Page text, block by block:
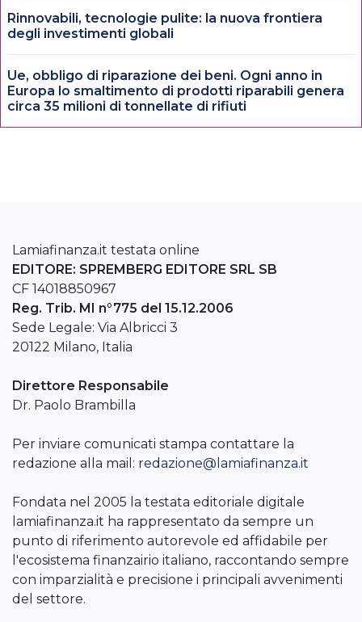
Rinnovabili, tecnologie pulite: la nuova frontiera
degli investimenti globali
Ue, obbligo di riparazione dei beni. Ogni anno in
Europa lo smaltimento di prodotti riparabili genera
circa 35 milioni di tonnellate di rifiuti
Lamiafinanza.it testata online
EDITORE: SPREMBERG EDITORE SRL SB
CF 14018850967
Reg. Trib. MI n°775 del 15.12.2006
Sede Legale: Via Albricci 3
20122 Milano, Italia
Direttore Responsabile
Dr. Paolo Brambilla
Per inviare comunicati stampa contattare la
redazione alla mail: redazione@lamiafinanza.it
Fondata nel 2005 la testata editoriale digitale
lamiafinanza.it ha rappresentato da sempre un
punto di riferimento autorevole ed affidabile per
l'ecosistema finanzairio italiano, raccontando sempre
con imparzialità e precisione i principali avvenimenti
del settore.